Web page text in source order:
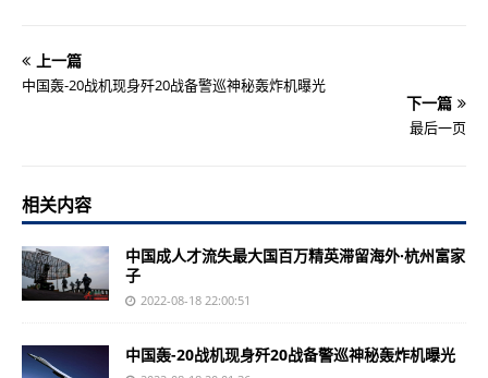
上一篇
中国轰-20战机现身歼20战备警巡神秘轰炸机曝光
下一篇
最后一页
相关内容
中国成人才流失最大国百万精英滞留海外·杭州富家
子
2022-08-18 22:00:51
中国轰-20战机现身歼20战备警巡神秘轰炸机曝光